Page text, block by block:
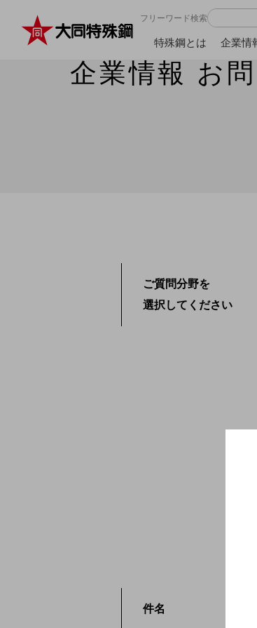
特殊鋼とは 企業情
フリーワード検索
企業情報 お
ご質問分野を
選択してください
件名